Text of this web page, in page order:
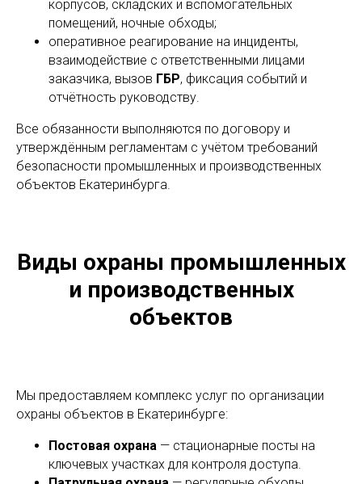
корпусов, складских и вспомогательных
помещений, ночные обходы;
оперативное реагирование на инциденты,
взаимодействие с ответственными лицами
заказчика, вызов ГБР, фиксация событий и
отчётность руководству.
Все обязанности выполняются по договору и
утверждённым регламентам с учётом требований
безопасности промышленных и производственных
объектов Екатеринбурга.
Виды охраны промышленных
и производственных
объектов
Мы предоставляем комплекс услуг по организации
охраны объектов в Екатеринбурге:
Постовая охрана — стационарные посты на
ключевых участках для контроля доступа.